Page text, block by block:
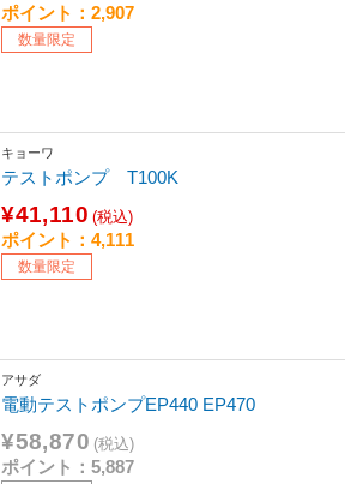
ポイント：2,907
数量限定
キョーワ
テストポンプ T100K
¥41,110 (税込)
ポイント：4,111
数量限定
アサダ
電動テストポンプEP440 EP470
¥58,870 (税込)
ポイント：5,887